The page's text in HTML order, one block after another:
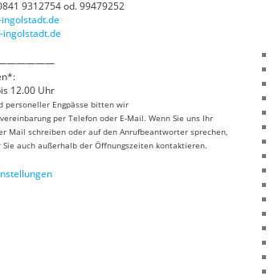
9312754 od. 99479252
ingolstadt.de
12.00 Uhr
personeller Engpässe bitten wir
per Telefon oder E-Mail. Wenn Sie uns Ihr
Mail schreiben oder auf den Anrufbeantworter sprechen,
Sie auch außerhalb der Öffnungszeiten kontaktieren.